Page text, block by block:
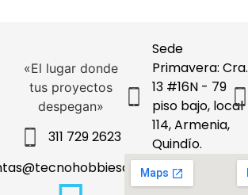
«El lugar donde
tus proyectos
despegan»
311 729 2623
Sede
Primavera: Cra.
13 #16N - 79
piso bajo, local
114, Armenia,
Quindío.